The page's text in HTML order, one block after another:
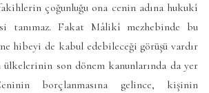
çoğunluğu ona cenin adına hukukî
tanımaz. Fakat Mâlikî mezhebinde bu
hibeyi de kabul edebileceği görüşü vardır
ülkelerinin son dönem kanunlarında da yer
borçlanmasına gelince, kişinin